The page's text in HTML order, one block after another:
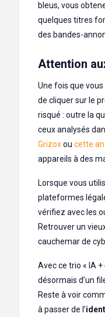
bleus, vous
quelques titres
des bandes-
Attention
Une fois que
de cliquer sur le
risqué : outre la
ceux analysés
Grizoxou cette
appareils à des
Lorsque vous
plateformes
vérifiez avec les
Retrouver un
cauchemar de
Avec ce trio « IA
désormais d’un
Reste à voir
à passer de l’